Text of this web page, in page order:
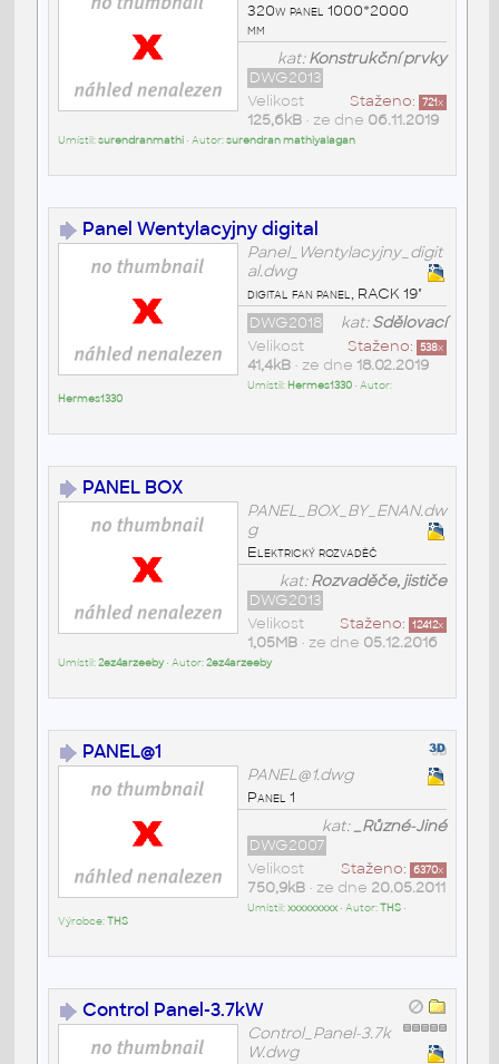
320w panel 1000*2000
mm
kat:Konstrukční prvky
DWG2013
Staženo: 721x
Velikost
125,6kB• ze dne 06.11.2019
Umístil:surendranmathi• Autor:surendran mathiyalagan
Panel Wentylacyjny digital
Panel_Wentylacyjny_digit
al.dwg
digital fan panel, RACK 19"
kat:Sdělovací
DWG2018
Staženo: 538x
Velikost
41,4kB• ze dne 18.02.2019
Umístil: Hermes1330• Autor:
Hermes1330
PANEL BOX
PANEL_BOX_BY_ENAN.dw
g
Elektrický rozvaděč
kat:Rozvaděče, jističe
DWG2013
Staženo: 12412x
Velikost
1,05MB• ze dne 05.12.2016
Umístil:2ez4arzeeby• Autor:2ez4arzeeby
PANEL@1
PANEL@1.dwg
Panel 1
kat:_Různé-Jiné
DWG2007
Staženo: 6370x
Velikost
750,9kB• ze dne 20.05.2011
Umístil:xxxxxxxxx• Autor:THS•
Výrobce:THS
Control Panel-3.7kW
Control_Panel-3.7k
W.dwg